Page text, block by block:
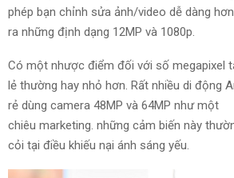
phép bạn chỉnh sửa ảnh/video dễ dàng hơn
ra những định dạng 12MP và 1080p.
Có một nhược điểm đối với số megapixel
lẻ thường hay nhỏ hơn. Rất nhiều di động
rẻ dùng camera 48MP và 64MP như một
chiêu marketing. những cảm biến này
cỏi tại điều khiếu nại ánh sáng yếu.